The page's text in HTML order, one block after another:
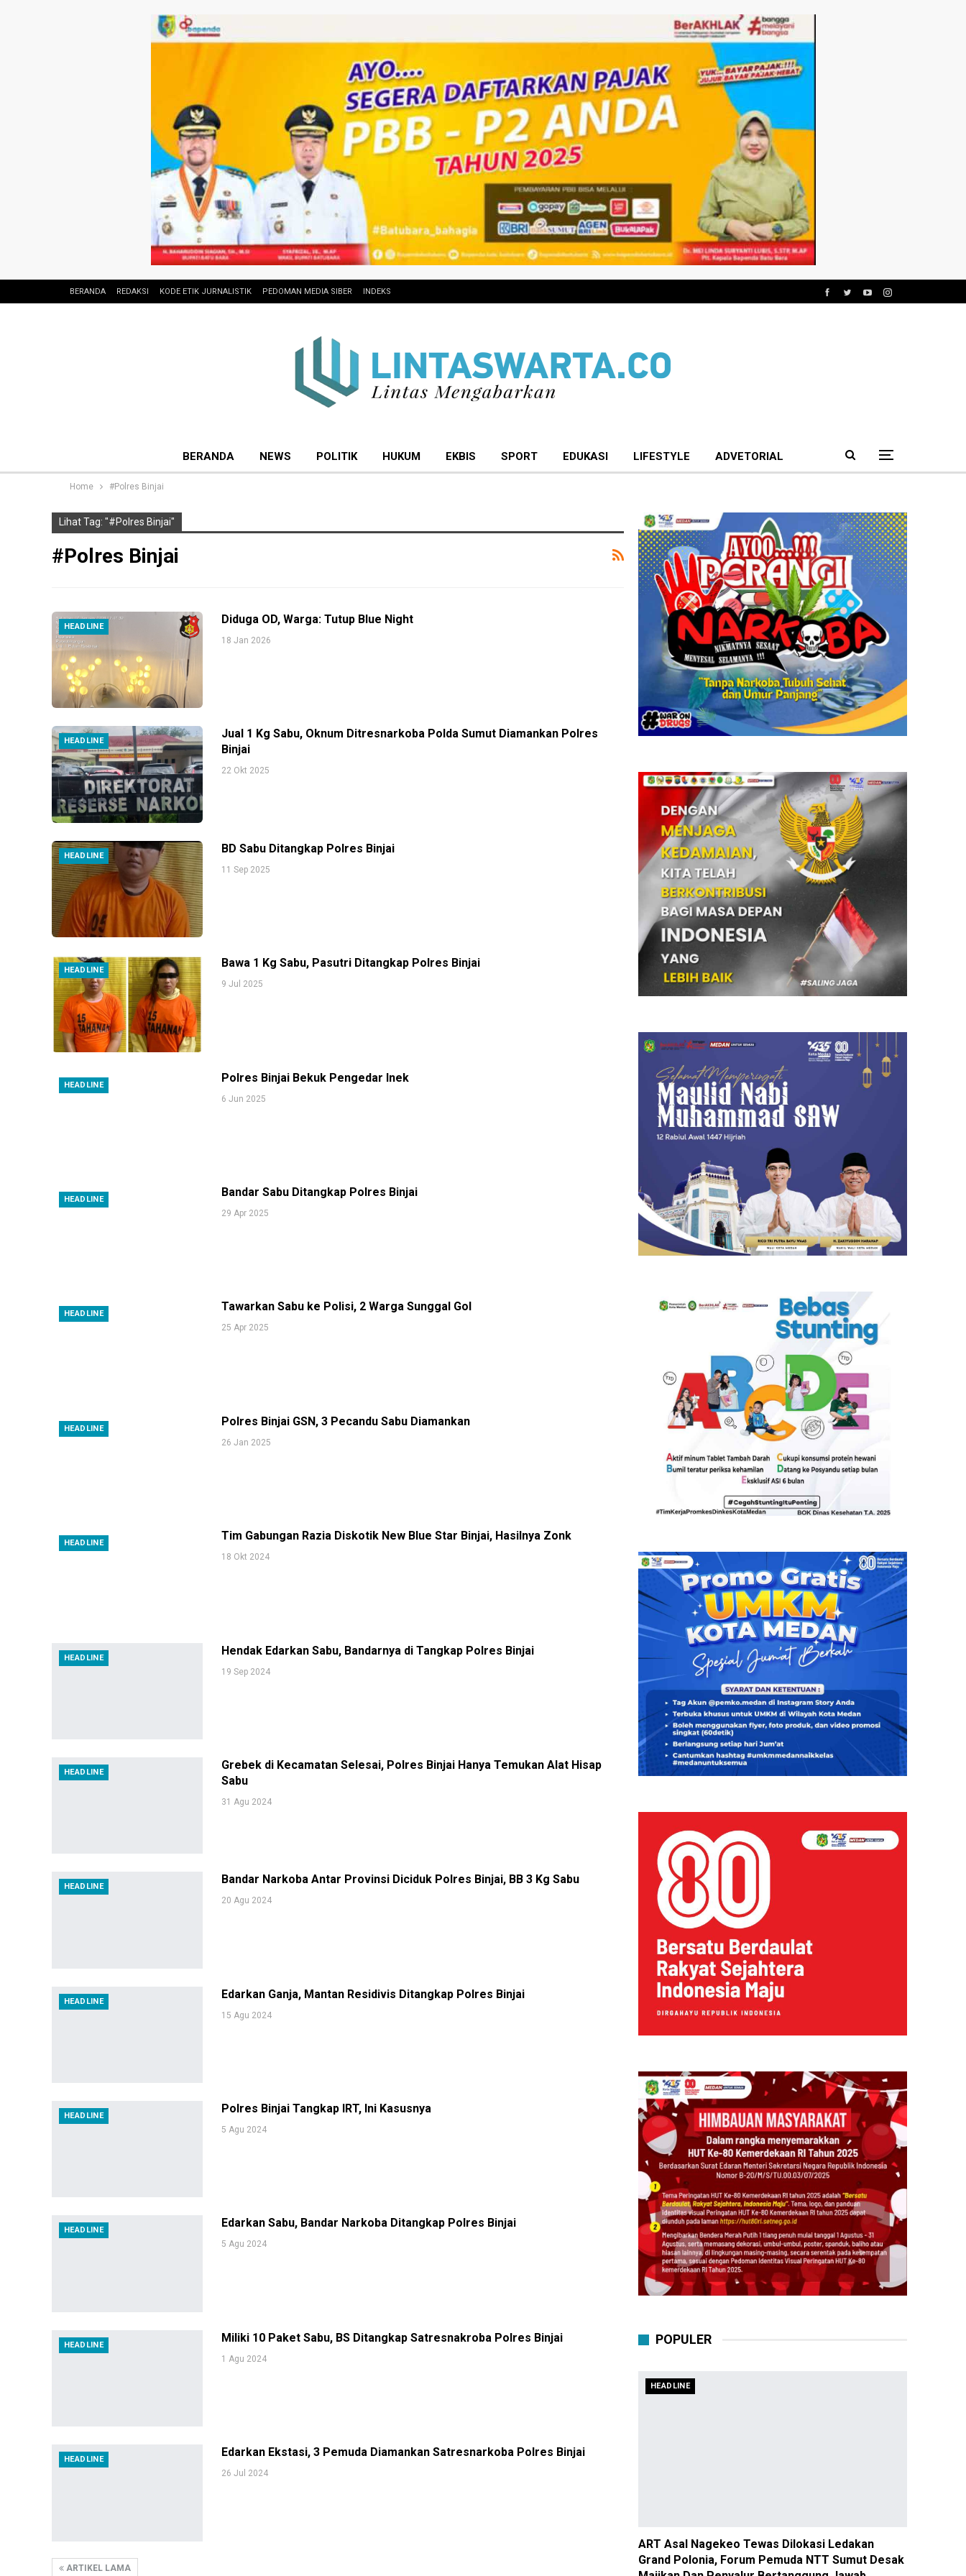
BERANDA REDAKSI KODE ETIK JURNALISTIK PEDOMAN MEDIA SIBER INDEKS
BERANDA NEWS POLITIK HUKUM EKBIS SPORT EDUKASI LIFESTYLE ADVETORIAL
Home #Polres Binjai
Lihat Tag: "#Polres Binjai"
#Polres Binjai
HEADLINE
Diduga OD, Warga: Tutup Blue Night
18 Jan 2026
HEADLINE
Jual 1 Kg Sabu, Oknum Ditresnarkoba Polda Sumut Diamankan Polres
Binjai
22 Okt 2025
HEADLINE
BD Sabu Ditangkap Polres Binjai
11 Sep 2025
HEADLINE
Bawa 1 Kg Sabu, Pasutri Ditangkap Polres Binjai
9 Jul 2025
HEADLINE
Polres Binjai Bekuk Pengedar Inek
6 Jun 2025
HEADLINE
Bandar Sabu Ditangkap Polres Binjai
29 Apr 2025
HEADLINE
Tawarkan Sabu ke Polisi, 2 Warga Sunggal Gol
25 Apr 2025
HEADLINE
Polres Binjai GSN, 3 Pecandu Sabu Diamankan
26 Jan 2025
HEADLINE
Tim Gabungan Razia Diskotik New Blue Star Binjai, Hasilnya Zonk
18 Okt 2024
HEADLINE
Hendak Edarkan Sabu, Bandarnya di Tangkap Polres Binjai
19 Sep 2024
HEADLINE
Grebek di Kecamatan Selesai, Polres Binjai Hanya Temukan Alat Hisap
Sabu
31 Agu 2024
HEADLINE
Bandar Narkoba Antar Provinsi Diciduk Polres Binjai, BB 3 Kg Sabu
20 Agu 2024
HEADLINE
Edarkan Ganja, Mantan Residivis Ditangkap Polres Binjai
15 Agu 2024
HEADLINE
Polres Binjai Tangkap IRT, Ini Kasusnya
5 Agu 2024
HEADLINE
Edarkan Sabu, Bandar Narkoba Ditangkap Polres Binjai
5 Agu 2024
HEADLINE
Miliki 10 Paket Sabu, BS Ditangkap Satresnakroba Polres Binjai
1 Agu 2024
HEADLINE
Edarkan Ekstasi, 3 Pemuda Diamankan Satresnarkoba Polres Binjai
26 Jul 2024
ARTIKEL LAMA
POPULER
HEADLINE
ART Asal Nagekeo Tewas Dilokasi Ledakan
Grand Polonia, Forum Pemuda NTT Sumut Desak